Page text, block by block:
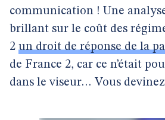
communication ! Une
brillant sur le coût des
2 un droit de réponse de la
de France 2, car ce n’était
dans le viseur… Vous